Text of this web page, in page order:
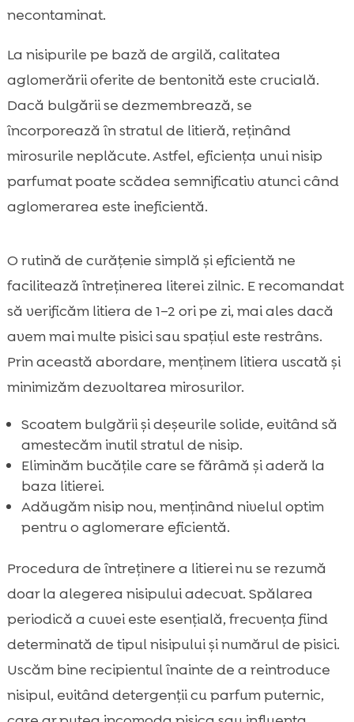
necontaminat.
La nisipurile pe bază de argilă, calitatea
aglomerării oferite de bentonită este crucială.
Dacă bulgării se dezmembrează, se
încorporează în stratul de litieră, reținând
mirosurile neplăcute. Astfel, eficiența unui nisip
parfumat poate scădea semnificativ atunci când
aglomerarea este ineficientă.
O rutină de curățenie simplă și eficientă ne
facilitează întreținerea literei zilnic. E recomandat
să verificăm litiera de 1–2 ori pe zi, mai ales dacă
avem mai multe pisici sau spațiul este restrâns.
Prin această abordare, menținem litiera uscată și
minimizăm dezvoltarea mirosurilor.
Scoatem bulgării și deșeurile solide, evitând să
amestecăm inutil stratul de nisip.
Eliminăm bucățile care se fărâmă și aderă la
baza litierei.
Adăugăm nisip nou, menținând nivelul optim
pentru o aglomerare eficientă.
Procedura de întreținere a litierei nu se rezumă
doar la alegerea nisipului adecvat. Spălarea
periodică a cuvei este esențială, frecvența fiind
determinată de tipul nisipului și numărul de pisici.
Uscăm bine recipientul înainte de a reintroduce
nisipul, evitând detergenții cu parfum puternic,